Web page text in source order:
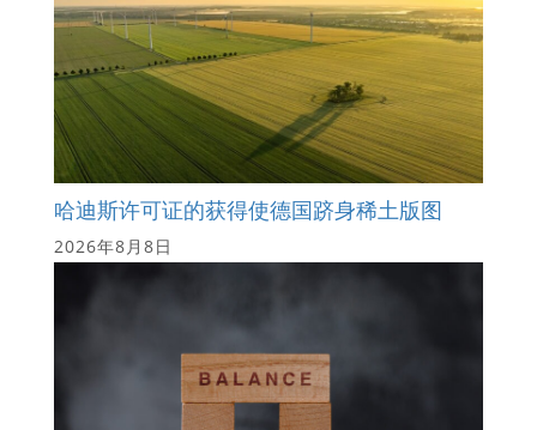
哈迪斯许可证的获得使德国跻身稀土版图
2026年8月8日